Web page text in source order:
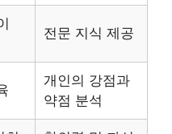
전문 지식 제공
개인의 강점과
약점 분석